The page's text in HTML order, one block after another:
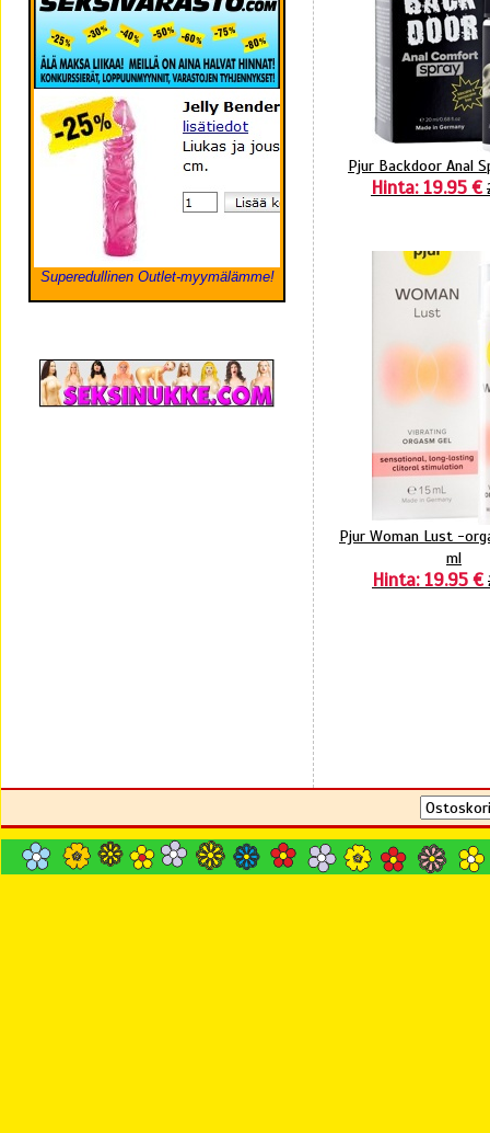
Superedullinen Outlet-myymälämme!
Pjur Backdoor Anal
Hinta: 19.95 €
Pjur Woman Lust -
ml
Hinta: 19.95 €